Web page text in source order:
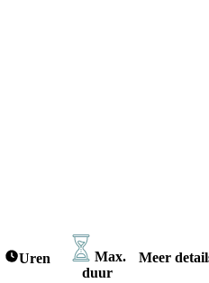
Uren
Max.
duur
Meer